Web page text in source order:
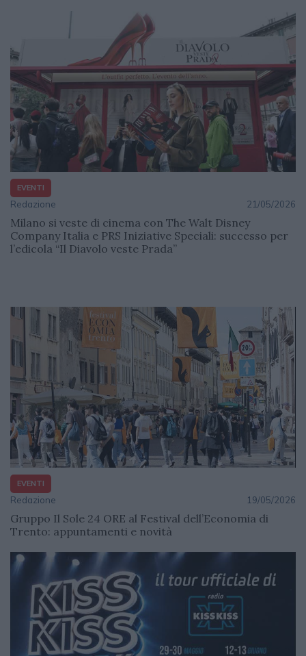
EVENTI
Redazione 21/05/2026
Milano si veste di cinema con The Walt Disney
Company Italia e PRS Iniziative Speciali: successo per
l’edicola “Il Diavolo veste Prada”
EVENTI
Redazione 19/05/2026
Gruppo Il Sole 24 ORE al Festival dell’Economia di
Trento: appuntamenti e novità